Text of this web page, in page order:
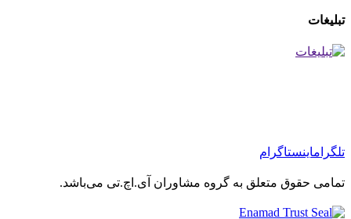
تبلیغات
تلگراماینستاگرام
تمامی حقوق متعلق به گروه مشاوران آی.اچ.تی می‌باشد.